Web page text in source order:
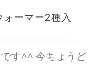
ーマー2種入
す^^ 今ちょうど